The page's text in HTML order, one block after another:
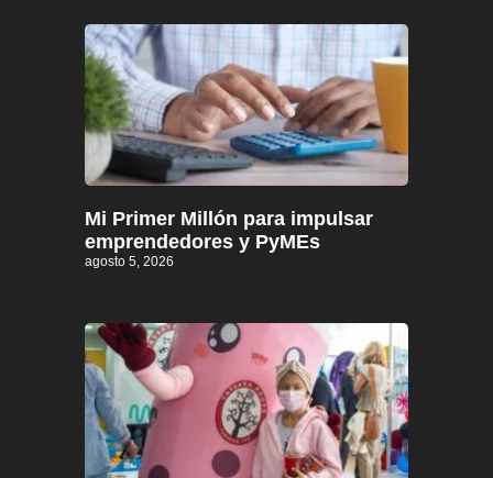
Mi Primer Millón para impulsar
emprendedores y PyMEs
agosto 5, 2026